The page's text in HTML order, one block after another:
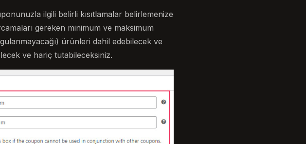
ilgili belirli kısıtlamalar belirlemenize
gereken minimum ve maksimum
ürünleri dahil edebilecek ve
ve hariç tutabileceksiniz.